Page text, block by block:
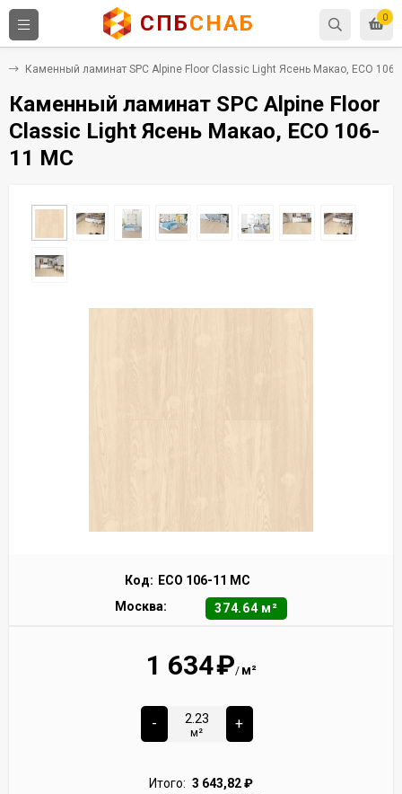
0
СПБСНАБ
Каменный ламинат SPC Alpine Floor Classic Light Ясень Макао, ECO 106-
Каменный ламинат SPC Alpine Floor
Classic Light Ясень Макао, ECO 106-
11 MC
Код: ECO 106-11 MC
Москва:
374.64 м²
1 634₽/ м²
-
м²
+
Итого: 3 643,82₽